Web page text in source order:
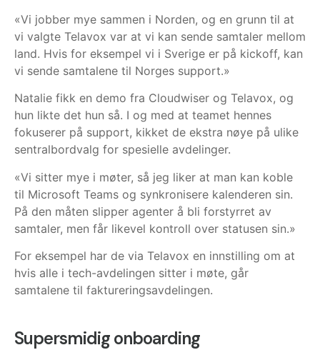
«Vi jobber mye sammen i Norden, og en grunn til at
vi valgte Telavox var at vi kan sende samtaler mellom
land. Hvis for eksempel vi i Sverige er på kickoff, kan
vi sende samtalene til Norges support.»
Natalie fikk en demo fra Cloudwiser og Telavox, og
hun likte det hun så. I og med at teamet hennes
fokuserer på support, kikket de ekstra nøye på ulike
sentralbordvalg for spesielle avdelinger.
«Vi sitter mye i møter, så jeg liker at man kan koble
til Microsoft Teams og synkronisere kalenderen sin.
På den måten slipper agenter å bli forstyrret av
samtaler, men får likevel kontroll over statusen sin.»
For eksempel har de via Telavox en innstilling om at
hvis alle i tech-avdelingen sitter i møte, går
samtalene til faktureringsavdelingen.
Supersmidig onboarding